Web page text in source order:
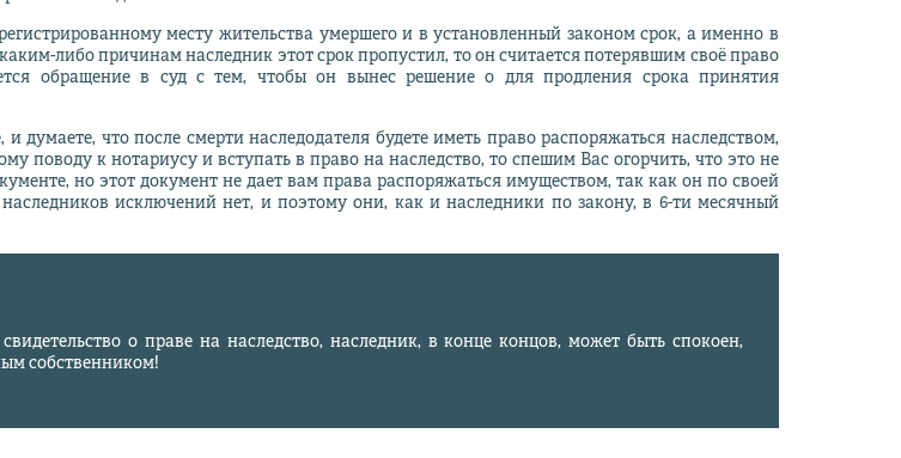
месту жительства умершего и в установленный законом срок, а именно в
либо причинам наследник этот срок пропустил, то он считается потерявшим своё право
обращение в суд с тем, чтобы он вынес решение о для продления срока принятия
думаете, что после смерти наследодателя будете иметь право распоряжаться наследством,
поводу к нотариусу и вступать в право на наследство, то спешим Вас огорчить, что это не
но этот документ не дает вам права распоряжаться имуществом, так как он по своей
исключений нет, и поэтому они, как и наследники по закону, в 6-ти месячный
о праве на наследство, наследник, в конце концов, может быть спокоен,
собственником!